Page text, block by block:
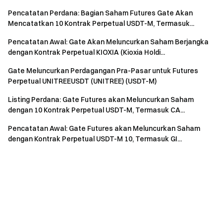
Ikuti kami di X (Twitter)untuk mendapatkan lebih banyak
bonus
Bergabung dengan komunitas Telegram kamiuntuk
mendiskusikan topik trending
mendapatkan wawasan terbaru
Lihat 100% Proof of Reserves kami
Pencatatan Perdana: Bagian Saham Futures Gate Akan
Mencatatkan 10 Kontrak Perpetual USDT-M, Termasuk...
Pencatatan Awal: Gate Akan Meluncurkan Saham Berjangka
dengan Kontrak Perpetual KIOXIA (Kioxia Holdi...
Gate Meluncurkan Perdagangan Pra-Pasar untuk Futures
Perpetual UNITREEUSDT (UNITREE) (USDT-M)
Listing Perdana: Gate Futures akan Meluncurkan Saham
dengan 10 Kontrak Perpetual USDT-M, Termasuk CA...
Pencatatan Awal: Gate Futures akan Meluncurkan Saham
dengan Kontrak Perpetual USDT-M 10, Termasuk GI...